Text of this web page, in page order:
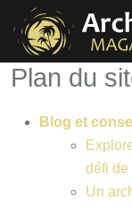
Plan du
Blog et
défi de
Un